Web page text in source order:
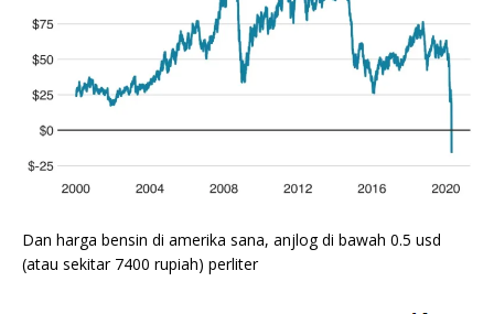
Dan harga bensin di amerika sana, anjlog di bawah 0.5 usd
(atau sekitar 7400 rupiah) perliter